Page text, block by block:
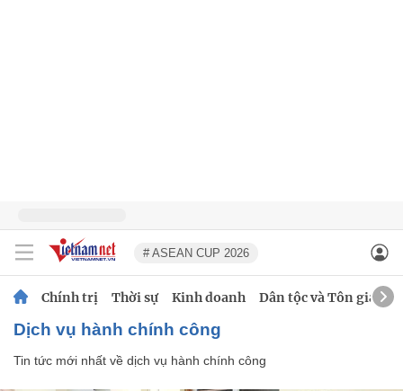
# ASEAN CUP 2026
Chính trị Thời sự Kinh doanh Dân tộc và Tôn giáo
dịch vụ hành chính công
Tin tức mới nhất về dịch vụ hành chính công